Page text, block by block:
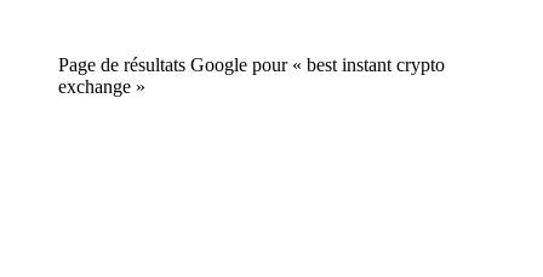
Page de résultats Google pour « best instant crypto
exchange »